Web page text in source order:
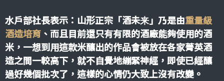
水戶部社長表示：山形正宗「酒未来」乃是由重量級
酒造培育 、而且目前還只有有限的酒廠能夠使用的酒
米，一想到用這款米釀出的作品會被放在各家菁英酒
造之間一較高下，就不自覺地繃緊神經，即使已經釀
過好幾個批次了，這樣的心情仍大致上沒有改變。